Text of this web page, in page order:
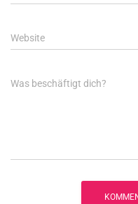
Website
Was beschäftigt dich?